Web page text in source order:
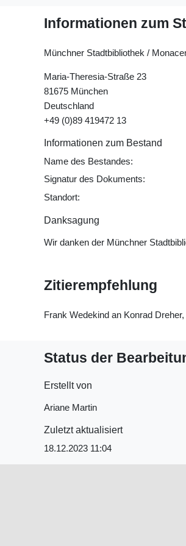
Informationen zum
Münchner Stadtbibliothek /
Maria-Theresia-Straße 23
81675 München
Deutschland
+49 (0)89 419472 13
Informationen zum Bestand
Name des Bestandes:
Signatur des Dokuments:
Standort:
Danksagung
Wir danken der Münchner
Zitierempfehlung
Frank Wedekind an Konrad
Status der
Erstellt von
Ariane Martin
Zuletzt aktualisiert
18.12.2023 11:04